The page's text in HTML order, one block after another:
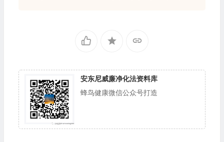
安东尼威廉净化法资料库
蜂鸟健康微信公众号打造